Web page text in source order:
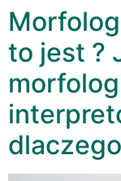
to jest ?